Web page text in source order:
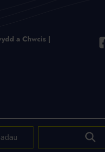
ddiweddariadau
a Chwcis